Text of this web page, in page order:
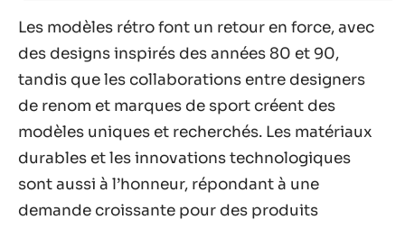
Les modèles rétro font un retour en force, avec
des designs inspirés des années 80 et 90,
tandis que les collaborations entre designers
de renom et marques de sport créent des
modèles uniques et recherchés. Les matériaux
durables et les innovations technologiques
sont aussi à l’honneur, répondant à une
demande croissante pour des produits